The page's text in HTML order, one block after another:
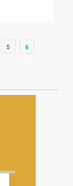
5 6